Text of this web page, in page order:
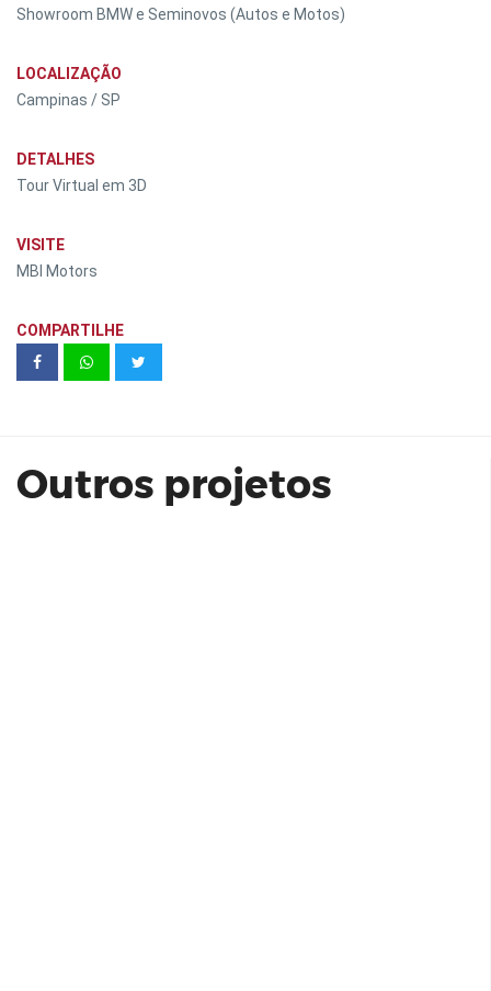
Showroom BMW e Seminovos (Autos e Motos)
LOCALIZAÇÃO
Campinas / SP
DETALHES
Tour Virtual em 3D
VISITE
MBI Motors
COMPARTILHE
Outros projetos
Residencial Mirai Jardim Nunes |